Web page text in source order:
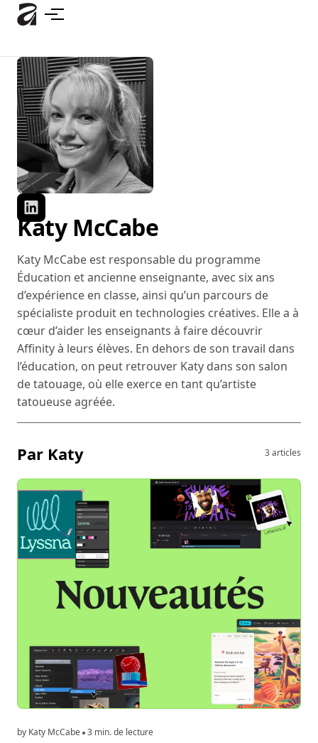
Accéder
principal
Katy McCabe
Katy McCabe est responsable du programme
Éducation et ancienne enseignante, avec six ans
d’expérience en classe, ainsi qu’un parcours de
spécialiste produit en technologies créatives. Elle a à
cœur d’aider les enseignants à faire découvrir
Affinity à leurs élèves. En dehors de son travail dans
l’éducation, on peut retrouver Katy dans son salon
de tatouage, où elle exerce en tant qu’artiste
tatoueuse agréée.
Par Katy 3 articles
by Katy McCabe 3 min. de lecture